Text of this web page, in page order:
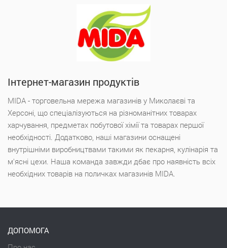
Інтернет-магазин продуктів
MIDA - торговельна мережа магазинів у Миколаєві та
Херсоні, що спеціалізуються на різноманітних товарах
харчування, предметах побутової хімії та товарах першої
необхідності. Додатково, наші магазини оснащені
внутрішніми виробництвами такими як пекарня, кулінарія та
м'ясні цехи. Наша команда завжди дбає про наявність всіх
необхідних товарів на поличках магазинів MIDA.
ДОПОМОГА